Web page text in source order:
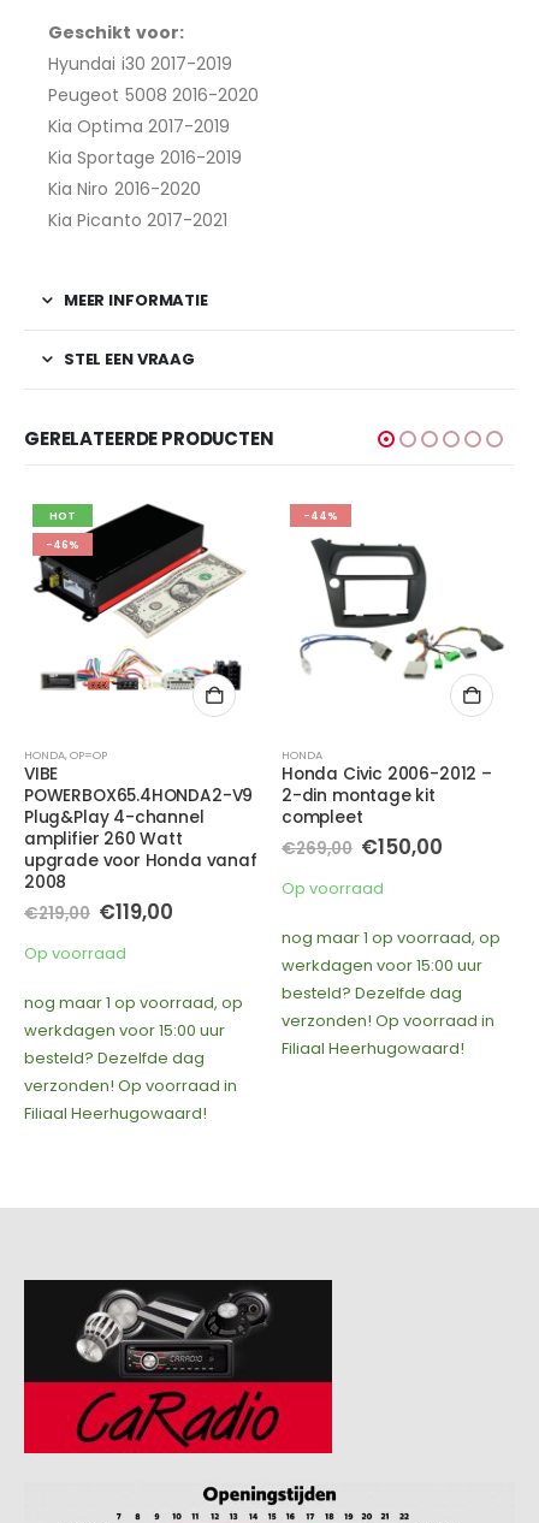
Geschikt voor:
Hyundai i30 2017-2019
Peugeot 5008 2016-2020
Kia Optima 2017-2019
Kia Sportage 2016-2019
Kia Niro 2016-2020
Kia Picanto 2017-2021
MEER INFORMATIE
STEL EEN VRAAG
GERELATEERDE PRODUCTEN
HOT
-46%
HONDA,OP=OP
VIBE
POWERBOX65.4HONDA2-V9
Plug&Play 4-channel
amplifier 260 Watt
upgrade voor Honda vanaf
2008
€219,00 Oorspronkelijke
was:
€219,00.
€119,00Huidige
Op voorraad
nog maar 1 op voorraad, op
werkdagen voor 15:00 uur
besteld? Dezelfde dag
verzonden! Op voorraad in
Filiaal Heerhugowaard!
-44%
HONDA
Honda Civic 2006-2012 –
2-din montage kit
compleet
€269,00 Oorspronkelijke
was:
€269,00.
€150,00Huidige
Op voorraad
nog maar 1 op voorraad, op
werkdagen voor 15:00 uur
besteld? Dezelfde dag
verzonden! Op voorraad in
Filiaal Heerhugowaard!